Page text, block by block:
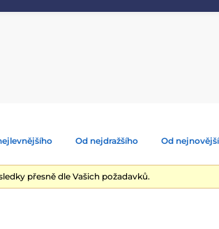
Od nejdražšího Od
přesně dle Vašich požadavků.